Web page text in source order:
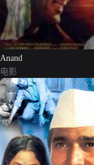
Anand
电影